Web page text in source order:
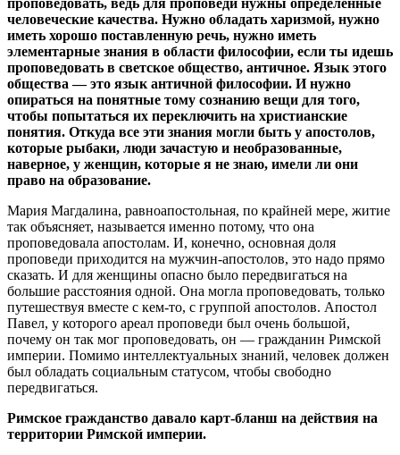
человеческие качества. Нужно обладать харизмой, нужно
иметь хорошо поставленную речь, нужно иметь
элементарные знания в области философии, если ты идешь
проповедовать в светское общество, античное. Язык этого
общества — это язык античной философии. И нужно
опираться на понятные тому сознанию вещи для того,
чтобы попытаться их переключить на христианские
понятия. Откуда все эти знания могли быть у апостолов,
которые рыбаки, люди зачастую и необразованные,
наверное, у женщин, которые я не знаю, имели ли они
право на образование.
Мария Магдалина, равноапостольная, по крайней мере, житие
так объясняет, называется именно потому, что она
проповедовала апостолам. И, конечно, основная доля
проповеди приходится на мужчин-апостолов, это надо прямо
сказать. И для женщины опасно было передвигаться на
большие расстояния одной. Она могла проповедовать, только
путешествуя вместе с кем-то, с группой апостолов. Апостол
Павел, у которого ареал проповеди был очень большой,
почему он так мог проповедовать, он — гражданин Римской
империи. Помимо интеллектуальных знаний, человек должен
был обладать социальным статусом, чтобы свободно
передвигаться.
Римское гражданство давало карт-бланш на действия на
территории Римской империи.